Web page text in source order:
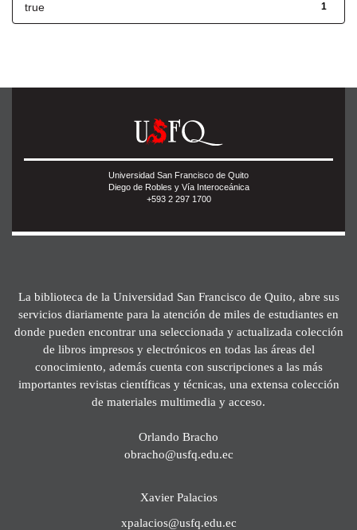
1
true
Universidad San Francisco de Quito
Diego de Robles y Vía Interoceánica
+593 2 297 1700
La biblioteca de la Universidad San Francisco de Quito, abre sus
servicios diariamente para la atención de miles de estudiantes en
donde pueden encontrar una seleccionada y actualizada colección
de libros impresos y electrónicos en todas las áreas del
conocimiento, además cuenta con suscripciones a las más
importantes revistas científicas y técnicas, una extensa colección
de materiales multimedia y acceso.
Orlando Bracho
obracho@usfq.edu.ec
Xavier Palacios
xpalacios@usfq.edu.ec